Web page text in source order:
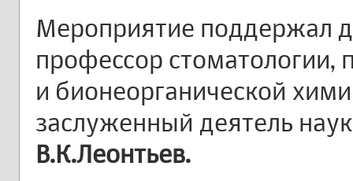
Мероприятие поддержал
профессор
и бионеорганической
заслуженный деятель
В.К.Леонтьев.